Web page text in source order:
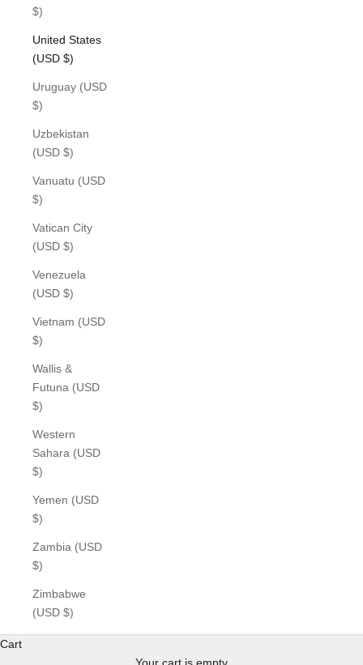
$)
United States
(USD $)
Uruguay (USD
$)
Uzbekistan
(USD $)
Vanuatu (USD
$)
Vatican City
(USD $)
Venezuela
(USD $)
Vietnam (USD
$)
Wallis &
Futuna (USD
$)
Western
Sahara (USD
$)
Yemen (USD
$)
Zambia (USD
$)
Zimbabwe
(USD $)
Cart
Your cart is empty